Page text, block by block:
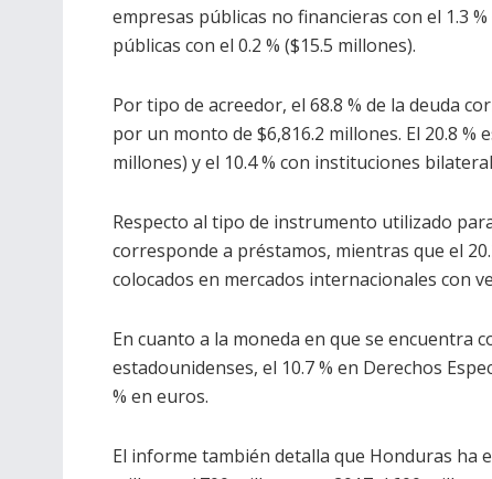
empresas públicas no financieras con el 1.3
públicas con el 0.2 % ($15.5 millones).
Por tipo de acreedor, el 68.8 % de la deuda
por un monto de $6,816.2 millones. El 20.8 %
millones) y el 10.4 % con instituciones
Respecto al tipo de instrumento utilizado
corresponde a préstamos, mientras que el
colocados en mercados internacionales con
En cuanto a la moneda en que se encuentra
estadounidenses, el 10.7 % en Derechos
% en euros.
El informe también detalla que Honduras ha